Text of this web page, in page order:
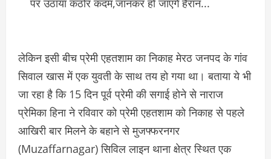
लेकिन इसी बीच प्रेमी एहतशाम का निकाह मेरठ जनपद के गांव
सिवाल खास में एक युवती के साथ तय हो गया था। बताया ये भी
जा रहा है कि 15 दिन पूर्व प्रेमी की सगाई होने से नाराज
प्रेमिका हिना ने रविवार को प्रेमी एहतशाम को निकाह से पहले
आखिरी बार मिलने के बहाने से मुजफ्फरनगर
(Muzaffarnagar) सिविल लाइन थाना क्षेत्र स्थित एक